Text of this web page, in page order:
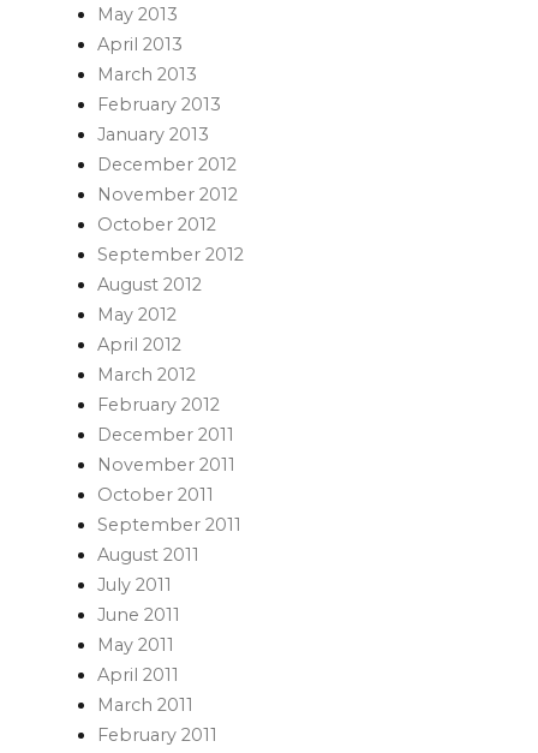
May 2013
April 2013
March 2013
February 2013
January 2013
December 2012
November 2012
October 2012
September 2012
August 2012
May 2012
April 2012
March 2012
February 2012
December 2011
November 2011
October 2011
September 2011
August 2011
July 2011
June 2011
May 2011
April 2011
March 2011
February 2011